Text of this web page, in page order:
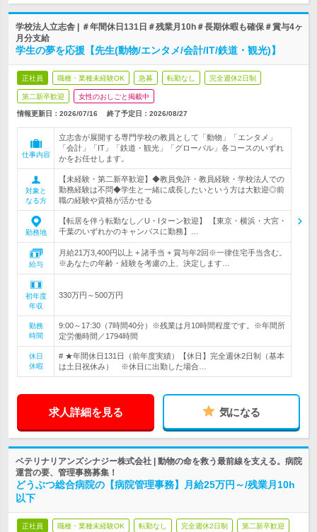
学校法人立志舎 | ＃年間休日131日＃残業月10h＃長期休暇も確保＃賞与4ヶ
月分支給
学生の夢を応援【先生(動物/エンタメ/会計/IT/鉄道・観光)】
正社員 職種・業種未経験OK 急募 転勤なし 完全週休2日制
第二新卒歓迎 女性のおしごと掲載中
情報更新日：2026/07/16 終了予定日： 2026/08/27
仕事内容
立志舎が展開する専門学校の教員として「動物」「エンタメ」
「会計」「IT」「鉄道・観光」「グローバル」各コースのいずれ
かをお任せします。
対象と
なる方
【未経験・第二新卒歓迎】◆教員免許・教員経験・学校法人での
勤務経験は不問◆学生と一緒に成長したいという方は大歓迎◎前
職の経験や資格が活かせる
勤務地
【転居を伴う転勤なし／U・Iターン歓迎】 【東京・横浜・大宮・
千葉のいずれかのキャンパスに勤務】…
給与
月給21万3,400円以上 + 諸手当 + 賞与年2回※一律住宅手当含む。
※あなたの年齢・経験を考慮の上、決定します…
初年度
年収
330万円～500万円
勤務
時間
9:00～17:30（7時間40分）※残業は月10時間程度です。※年間所
定労働時間／1794時間
休日
休暇
# ★年間休日131日（前年度実績）【休日】完全週休2日制（基本
は土日祝休み） ※休日に出勤した場合…
求人詳細を見る 気になる
ベテリナリアンズシナジー株式会社 | 動物の命を救う最前線を支える。病院
運営の要、管理事務募集！
どうぶつ総合病院の【病院管理事務】月給25万円～/残業月10h
以下
正社員 職種・業種未経験OK 転勤なし 完全週休2日制 第二新卒歓迎